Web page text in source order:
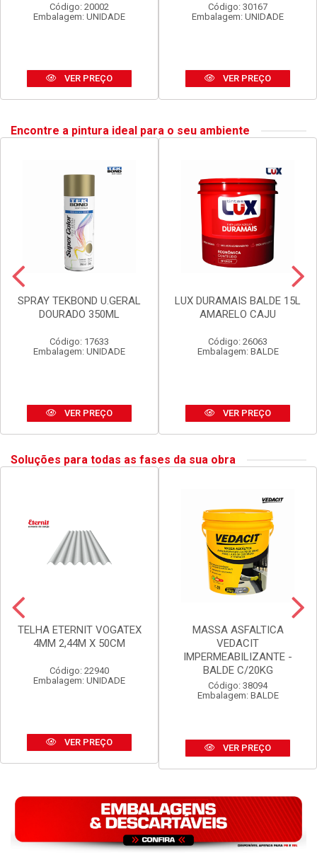
Código: 20002
Embalagem: UNIDADE
VER PREÇO
Código: 30167
Embalagem: UNIDADE
VER PREÇO
Encontre a pintura ideal para o seu ambiente
SPRAY TEKBOND U.GERAL
DOURADO 350ML
Código: 17633
Embalagem: UNIDADE
VER PREÇO
LUX DURAMAIS BALDE 15L
AMARELO CAJU
Código: 26063
Embalagem: BALDE
VER PREÇO
Soluções para todas as fases da sua obra
TELHA ETERNIT VOGATEX
4MM 2,44M X 50CM
Código: 22940
Embalagem: UNIDADE
VER PREÇO
MASSA ASFALTICA
VEDACIT
IMPERMEABILIZANTE -
BALDE C/20KG
Código: 38094
Embalagem: BALDE
VER PREÇO